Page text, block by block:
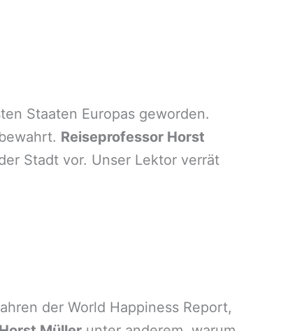
Staaten Europas geworden.
Reiseprofessor Horst
Stadt vor. Unser Lektor verrät
der World Happiness Report,